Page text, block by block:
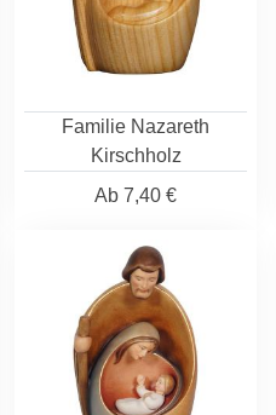
Familie Nazareth
Kirschholz
Ab 7,40 €